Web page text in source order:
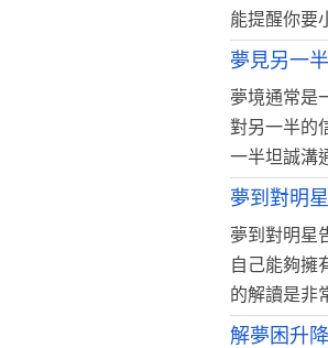
能提醒你要
夢見另一
夢境通常是
對另一半的
一半坦誠溝
夢到對明
夢到對明星
自己能夠擁
的解讀是非
解夢困升